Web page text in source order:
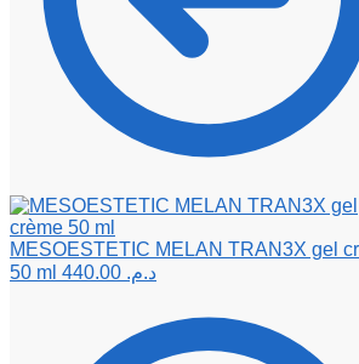
MESOESTETIC MELAN TRAN3X gel
50 ml
د.م.